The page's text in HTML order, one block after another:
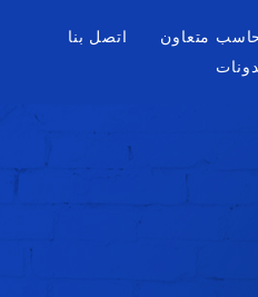
متعاون
اتصل بنا